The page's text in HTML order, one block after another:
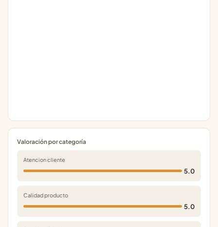
Valoración por categoría
Atencion cliente
5.0
Calidad producto
5.0